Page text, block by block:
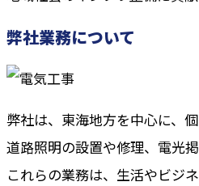
弊社業務について
弊社は、東海地方を中心に、
道路照明の設置や修理、電光
これらの業務は、生活やビジ